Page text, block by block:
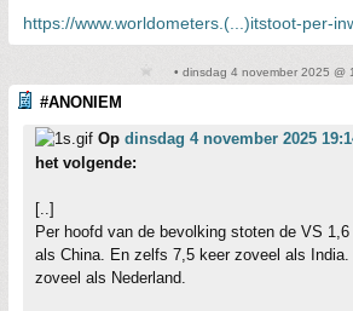
https://www.worldometers.(...)itstoot-per-
• dinsdag 4 november 2025 @
#ANONIEM
Op dinsdag 4 november 2025
het volgende:
[..]
Per hoofd van de bevolking stoten de VS
als China. En zelfs 7,5 keer zoveel als
zoveel als Nederland.